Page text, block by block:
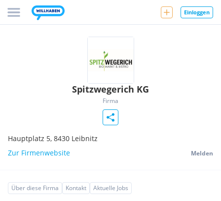
Einloggen
Spitzwegerich KG
Firma
Hauptplatz 5, 8430 Leibnitz
Zur Firmenwebsite
Melden
Über diese Firma Kontakt Aktuelle Jobs